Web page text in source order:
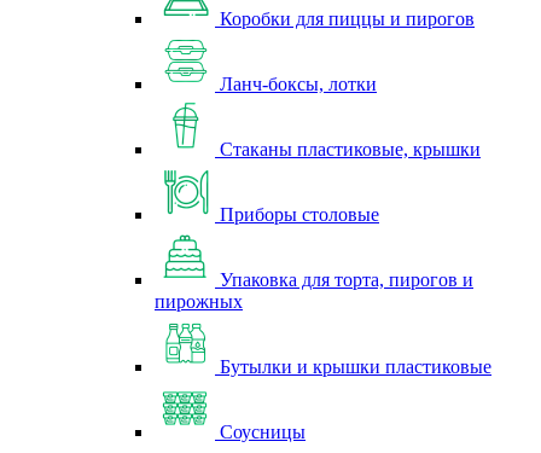
Коробки для пиццы и пирогов
Ланч-боксы, лотки
Стаканы пластиковые, крышки
Приборы столовые
Упаковка для торта, пирогов и
пирожных
Бутылки и крышки пластиковые
Соусницы